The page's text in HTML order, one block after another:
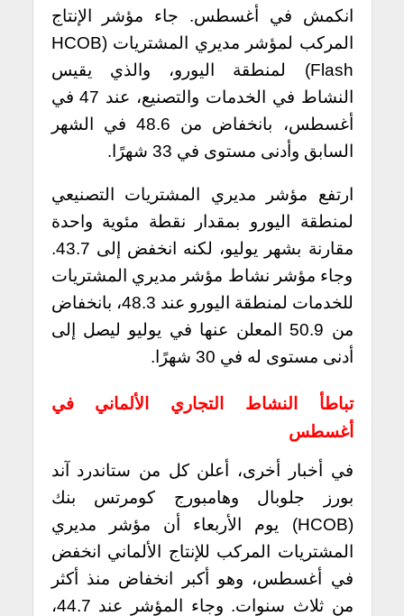
انكمش في أغسطس. جاء مؤشر الإنتاج
المركب لمؤشر مديري المشتريات (HCOB
Flash) لمنطقة اليورو، والذي يقيس
النشاط في الخدمات والتصنيع، عند 47 في
أغسطس، بانخفاض من 48.6 في الشهر
السابق وأدنى مستوى في 33 شهرًا.
ارتفع مؤشر مديري المشتريات التصنيعي
لمنطقة اليورو بمقدار نقطة مئوية واحدة
مقارنة بشهر يوليو، لكنه انخفض إلى 43.7.
وجاء مؤشر نشاط مؤشر مديري المشتريات
للخدمات لمنطقة اليورو عند 48.3، بانخفاض
من 50.9 المعلن عنها في يوليو ليصل إلى
أدنى مستوى له في 30 شهرًا.
تباطأ النشاط التجاري الألماني في
أغسطس
في أخبار أخرى، أعلن كل من ستاندرد آند
بورز جلوبال وهامبورج كومرتس بنك
(HCOB) يوم الأربعاء أن مؤشر مديري
المشتريات المركب للإنتاج الألماني انخفض
في أغسطس، وهو أكبر انخفاض منذ أكثر
من ثلاث سنوات. وجاء المؤشر عند 44.7،